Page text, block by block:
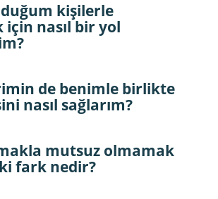
kişilerle
için nasıl bir yol
de benimle birlikte
nasıl sağlarım?
mutsuz olmamak
fark nedir?